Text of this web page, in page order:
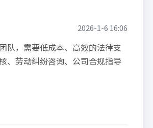
2026-1-6 16:06
队，需要低成本、高效的法律支
、劳动纠纷咨询、公司合规指导